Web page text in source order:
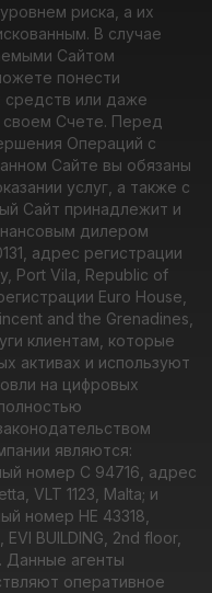
риска, а их
В случае
Сайтом
понести
или даже
своем Счете. Перед
Операций с
Сайте вы обязаны
услуг, а также с
Сайт принадлежит и
дилером
адрес регистрации
Port Vila, Republic of
Euro House,
and the Grenadines,
клиентам, которые
активах и используют
на цифровых
являются:
номер C 94716, адрес
VLT 1123, Malta; и
номер HE 43318,
BUILDING, 2nd floor,
Данные агенты
оперативное